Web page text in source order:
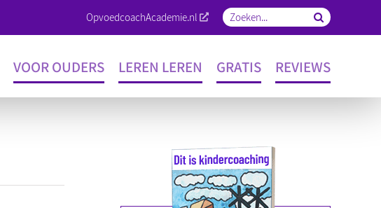
OpvoedcoachAcademie.nl Zoeken
VOOR OUDERS LEREN LEREN GRATIS REVIEWS